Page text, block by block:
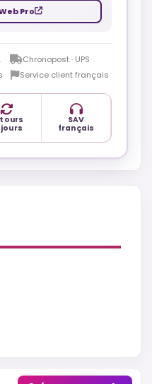
Pro
Chronopost · UPS
Service client français
jours
SAV
français